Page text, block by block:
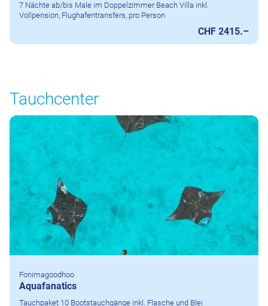
7 Nächte ab/bis Male im Doppelzimmer Beach Villa inkl.
Vollpension, Flughafentransfers, pro Person
CHF 2415.–
Tauchcenter
Fonimagoodhoo
Aquafanatics
Tauchpaket 10 Bootstauchgänge inkl. Flasche und Blei